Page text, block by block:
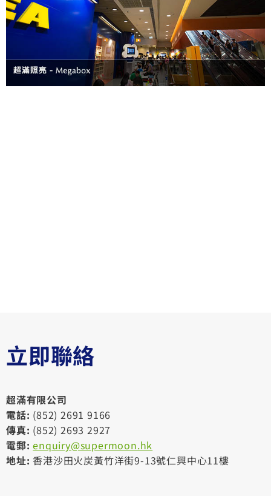
立即聯絡
超滿有限公司
電話: (852) 2691 9166
傳真: (852) 2693 2927
電郵: enquiry@supermoon.hk
地址: 香港沙田火炭黃竹洋街9-13號仁興中心11樓